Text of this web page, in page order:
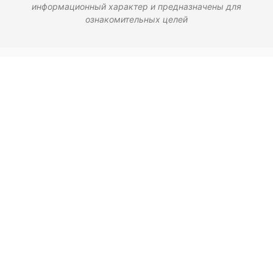
информационный характер и предназначены для
ознакомительных целей